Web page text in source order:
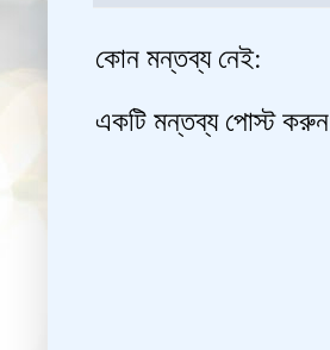
কোন মন্তব্য নেই:
একটি মন্তব্য পোস্ট করুন